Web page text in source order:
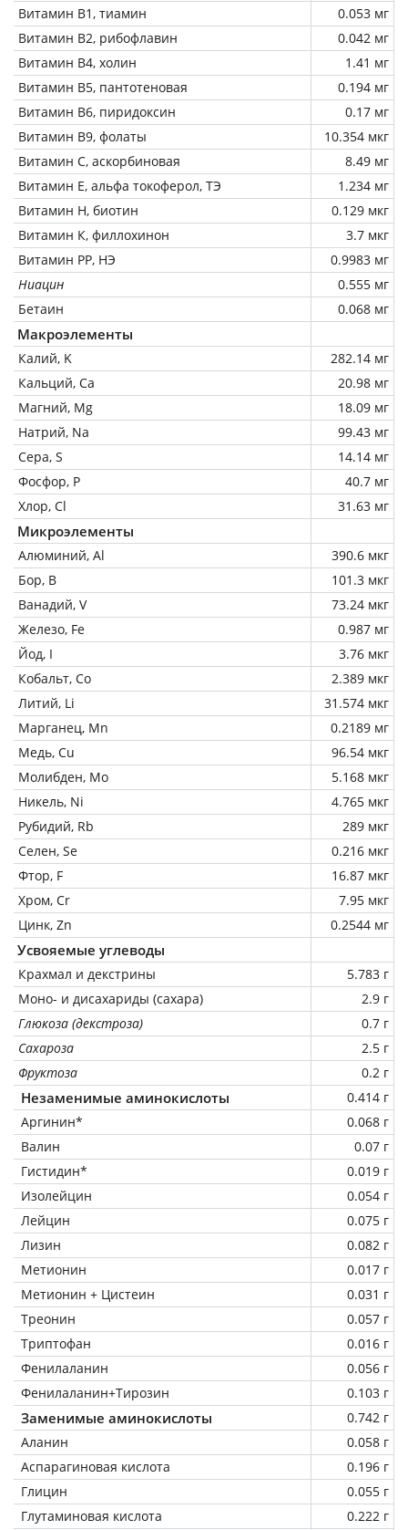
Витамин В1, тиамин
0.053 мг
Витамин В2, рибофлавин
0.042 мг
Витамин В4, холин
1.41 мг
Витамин В5, пантотеновая
0.194 мг
Витамин В6, пиридоксин
0.17 мг
Витамин В9, фолаты
10.354 мкг
Витамин C, аскорбиновая
8.49 мг
Витамин Е, альфа токоферол, ТЭ
1.234 мг
Витамин Н, биотин
0.129 мкг
Витамин К, филлохинон
3.7 мкг
Витамин РР, НЭ
0.9983 мг
Ниацин
0.555 мг
Бетаин
0.068 мг
Макроэлементы
Калий, K
282.14 мг
Кальций, Ca
20.98 мг
Магний, Mg
18.09 мг
Натрий, Na
99.43 мг
Сера, S
14.14 мг
Фосфор, P
40.7 мг
Хлор, Cl
31.63 мг
Микроэлементы
Алюминий, Al
390.6 мкг
Бор, B
101.3 мкг
Ванадий, V
73.24 мкг
Железо, Fe
0.987 мг
Йод, I
3.76 мкг
Кобальт, Co
2.389 мкг
Литий, Li
31.574 мкг
Марганец, Mn
0.2189 мг
Медь, Cu
96.54 мкг
Молибден, Mo
5.168 мкг
Никель, Ni
4.765 мкг
Рубидий, Rb
289 мкг
Селен, Se
0.216 мкг
Фтор, F
16.87 мкг
Хром, Cr
7.95 мкг
Цинк, Zn
0.2544 мг
Усвояемые углеводы
Крахмал и декстрины
5.783 г
Моно- и дисахариды (сахара)
2.9 г
Глюкоза (декстроза)
0.7 г
Сахароза
2.5 г
Фруктоза
0.2 г
Незаменимые аминокислоты
0.414 г
Аргинин*
0.068 г
Валин
0.07 г
Гистидин*
0.019 г
Изолейцин
0.054 г
Лейцин
0.075 г
Лизин
0.082 г
Метионин
0.017 г
Метионин + Цистеин
0.031 г
Треонин
0.057 г
Триптофан
0.016 г
Фенилаланин
0.056 г
Фенилаланин+Тирозин
0.103 г
Заменимые аминокислоты
0.742 г
Аланин
0.058 г
Аспарагиновая кислота
0.196 г
Глицин
0.055 г
Глутаминовая кислота
0.222 г